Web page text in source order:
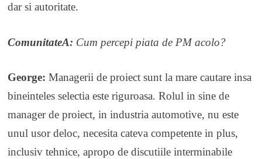
dar si autoritate.
ComunitateA: Cum percepi piata de PM acolo?
George: Managerii de proiect sunt la mare cautare insa
bineinteles selectia este riguroasa. Rolul in sine de
manager de proiect, in industria automotive, nu este
unul usor deloc, necesita cateva competente in plus,
inclusiv tehnice, apropo de discutiile interminabile